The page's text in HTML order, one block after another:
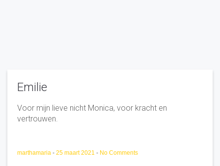
Emilie
Voor mijn lieve nicht Monica, voor kracht en
vertrouwen.
marthamaria - 25 maart 2021 - No Comments